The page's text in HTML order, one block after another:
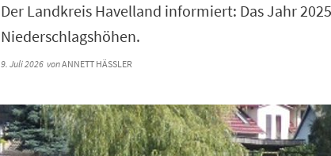
Der Landkreis Havelland informiert: Das Jahr
Niederschlagshöhen.
9. Juli 2026 vonANNETT HÄSSLER